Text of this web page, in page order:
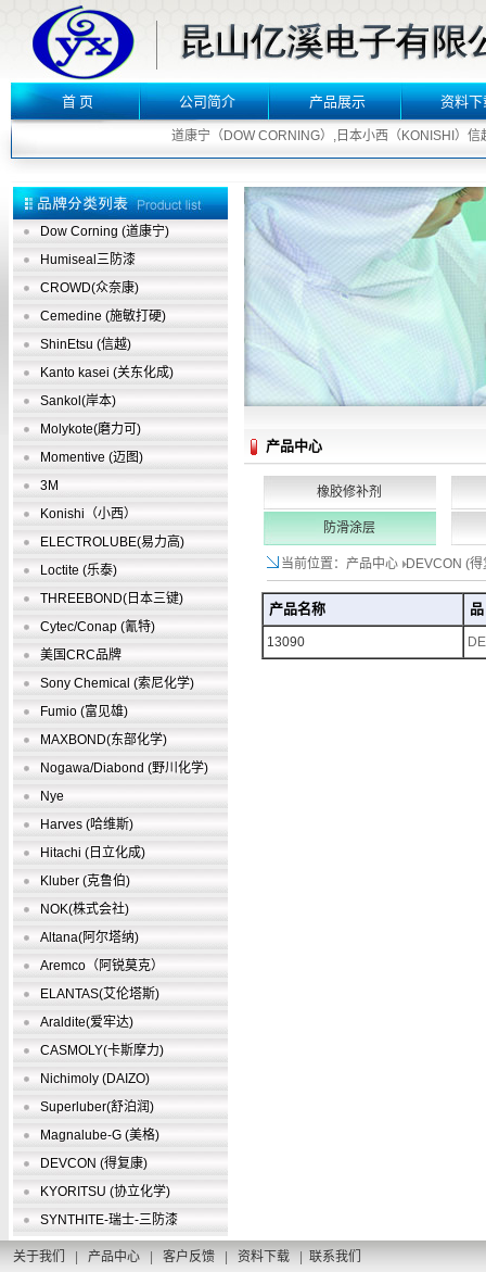
首 页 公司简介 产品展示 资料下
道康宁（DOW CORNING）,日本小西（KONISHI）
Dow Corning (道康宁)
Humiseal三防漆
CROWD(众奈康)
Cemedine (施敏打硬)
ShinEtsu (信越)
Kanto kasei (关东化成)
Sankol(岸本)
Molykote(磨力可)
Momentive (迈图)
3M
Konishi（小西）
ELECTROLUBE(易力高)
Loctite (乐泰)
THREEBOND(日本三键)
Cytec/Conap (氰特)
美国CRC品牌
Sony Chemical (索尼化学)
Fumio (富见雄)
MAXBOND(东部化学)
Nogawa/Diabond (野川化学)
Nye
Harves (哈维斯)
Hitachi (日立化成)
Kluber (克鲁伯)
NOK(株式会社)
Altana(阿尔塔纳)
Aremco（阿锐莫克）
ELANTAS(艾伦塔斯)
Araldite(爱牢达)
CASMOLY(卡斯摩力)
Nichimoly (DAIZO)
Superluber(舒泊润)
Magnalube-G (美格)
DEVCON (得复康)
KYORITSU (协立化学)
SYNTHITE-瑞士-三防漆
产品中心
橡胶修补剂
防滑涂层
当前位置：产品中心 DEVCON (
产品名称
13090
关于我们 产品中心 客户反馈 资料下载 联系我们